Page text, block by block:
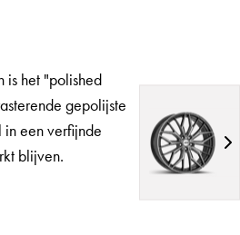
is het "polished
gepolijste
een verfijnde
blijven.